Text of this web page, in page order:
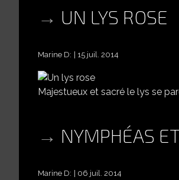
UN LYS ROSE
Marine D: 15 juil. 2014
Majestueux et sacré le lys se
NYMPHÉAS
Marine D: 06 juil. 2014